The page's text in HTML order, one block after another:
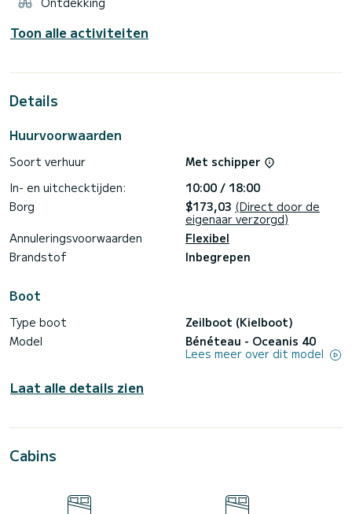
Toon alle activiteiten
Details
Huurvoorwaarden
Soort verhuur
Met schipper
In- en uitchecktijden:
10:00 / 18:00
Borg
$173,03 (Direct door de
eigenaar verzorgd)
Annuleringsvoorwaarden
Flexibel
Brandstof
Inbegrepen
Boot
Type boot
Zeilboot (Kielboot)
Model
Bénéteau - Oceanis 40
Lees meer over dit model
Laat alle details zien
Cabins